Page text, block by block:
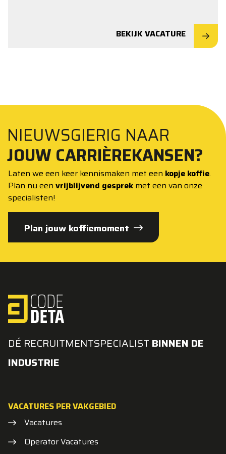
BEKIJK VACATURE
NIEUWSGIERIG NAAR
JOUW CARRIÈREKANSEN?
Laten we een keer kennismaken met een kopje koffie.
Plan nu een vrijblijvend gesprek met een van onze
specialisten!
Plan jouw koffiemoment
DÉ RECRUITMENTSPECIALIST BINNEN DE
INDUSTRIE
VACATURES PER VAKGEBIED
Vacatures
Operator Vacatures